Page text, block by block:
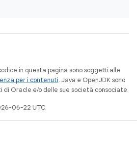
in questa pagina sono soggetti alle
per i contenuti. Java e OpenJDK sono
Oracle e/o delle sue società consociate.
06-22 UTC.